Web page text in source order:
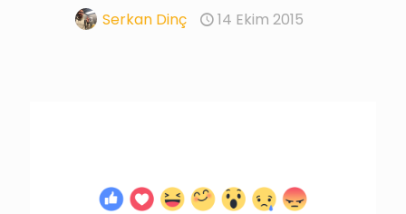
Serkan Dinç 14 Ekim 2015